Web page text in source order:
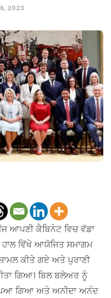
2023
ਆਪਣੀ ਕੈਬਿਨੇਟ ਵਿਚ ਵੱਡਾ
ਵਿੱਖੇ ਆਯੋਜਿਤ ਸਮਾਗਮ
ਕੀਤੇ ਗਏ ਅਤੇ ਪੁਰਾਣੀ
ਗਿਆ। ਬਿਲ ਬਲੇਅਰ ਨੂੰ
ਗਿਆ ਅਤੇ ਅਨੀਦਾ ਅਨੰਦ